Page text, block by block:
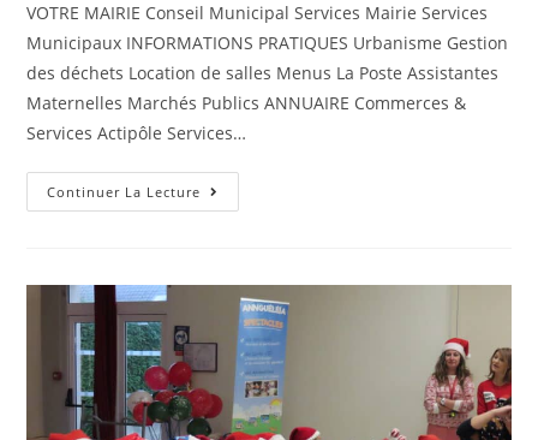
VOTRE MAIRIE Conseil Municipal Services Mairie Services
Municipaux INFORMATIONS PRATIQUES Urbanisme Gestion
des déchets Location de salles Menus La Poste Assistantes
Maternelles Marchés Publics ANNUAIRE Commerces &
Services Actipôle Services…
Continuer La Lecture